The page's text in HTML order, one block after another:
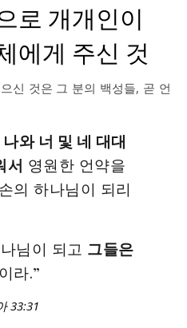
로 개개인이
에게 주신 것
신 것은 그 분의 백성들, 곧 언
와 너 및 네 대대
서 영원한 언약을
의 하나님이 되리
님이 되고 그들은
라.”
33:31